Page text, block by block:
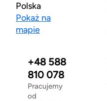
Polska
Pokaż na
mapie
+48 588
810 078
Pracujemy
od